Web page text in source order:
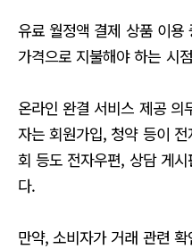
유료 월정액 결제 상품 이용
가격으로 지불해야 하는 시
온라인 완결 서비스 제공 의
자는 회원가입, 청약 등이
회 등도 전자우편, 상담 게
다.
만약, 소비자가 거래 관련